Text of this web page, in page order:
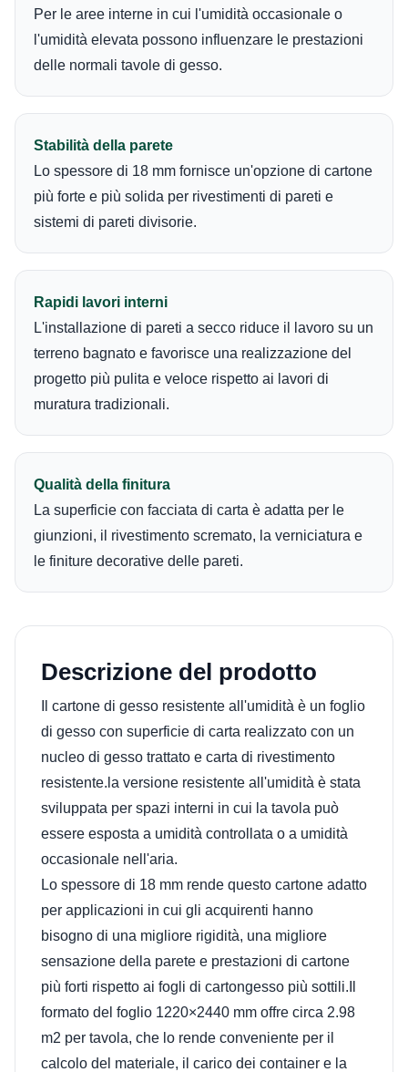
Per le aree interne in cui l'umidità occasionale o
l'umidità elevata possono influenzare le prestazioni
delle normali tavole di gesso.
Stabilità della parete
Lo spessore di 18 mm fornisce un'opzione di cartone
più forte e più solida per rivestimenti di pareti e
sistemi di pareti divisorie.
Rapidi lavori interni
L'installazione di pareti a secco riduce il lavoro su un
terreno bagnato e favorisce una realizzazione del
progetto più pulita e veloce rispetto ai lavori di
muratura tradizionali.
Qualità della finitura
La superficie con facciata di carta è adatta per le
giunzioni, il rivestimento scremato, la verniciatura e
le finiture decorative delle pareti.
Descrizione del prodotto
Il cartone di gesso resistente all'umidità è un foglio
di gesso con superficie di carta realizzato con un
nucleo di gesso trattato e carta di rivestimento
resistente.la versione resistente all'umidità è stata
sviluppata per spazi interni in cui la tavola può
essere esposta a umidità controllata o a umidità
occasionale nell'aria.
Lo spessore di 18 mm rende questo cartone adatto
per applicazioni in cui gli acquirenti hanno
bisogno di una migliore rigidità, una migliore
sensazione della parete e prestazioni di cartone
più forti rispetto ai fogli di cartongesso più sottili.Il
formato del foglio 1220×2440 mm offre circa 2.98
m2 per tavola, che lo rende conveniente per il
calcolo del materiale, il carico dei container e la